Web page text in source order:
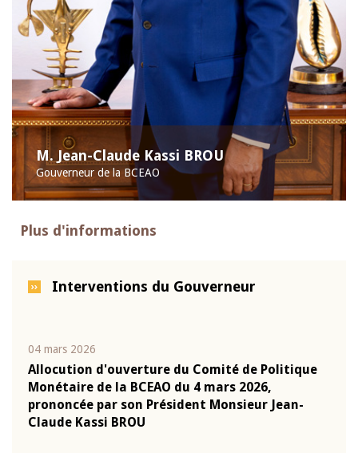
M. Jean-Claude Kassi BROU
Gouverneur de la BCEAO
Plus d'informations
Interventions du Gouverneur
04 mars 2026
Allocution d'ouverture du Comité de Politique
Monétaire de la BCEAO du 4 mars 2026,
prononcée par son Président Monsieur Jean-
Claude Kassi BROU